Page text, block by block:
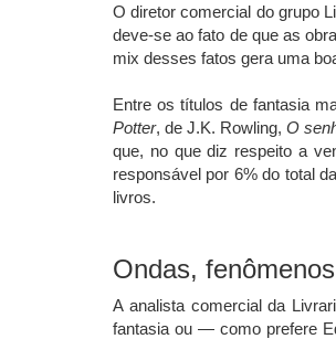
O diretor comercial do grupo
deve-se ao fato de que as
mix desses fatos gera uma
Entre os títulos de fantasia
Potter, de J.K. Rowling,O
que, no que diz respeito a
responsável por 6% do total
livros.
Ondas, fenômenos
A analista comercial da
fantasia ou — como prefere